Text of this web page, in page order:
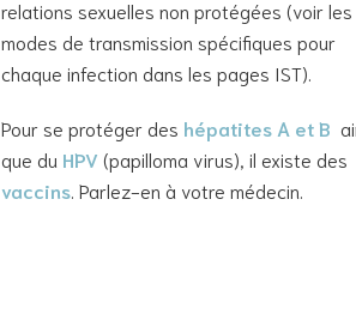
relations sexuelles non protégées (voir les
modes de transmission spécifiques pour
chaque infection dans les pages IST).
Pour se protéger des hépatites A et B
que du HPV (papilloma virus), il existe des
vaccins . Parlez-en à votre médecin.